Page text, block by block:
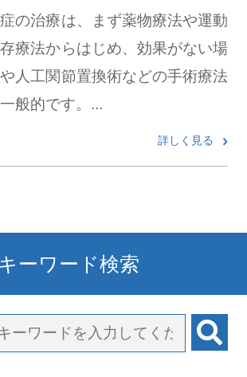
の治療は、まず薬物療法や運動
療法からはじめ、効果がない場
人工関節置換術などの手術療法
般的です。...
詳しく見る
キーワード検索